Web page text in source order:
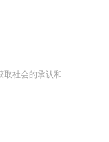
取社会的承认和...